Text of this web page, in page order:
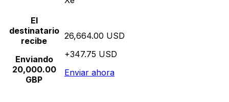
El
destinatario
recibe
Enviando
20,000.00
GBP
26,664.00 USD
+347.75 USD
Enviar ahora